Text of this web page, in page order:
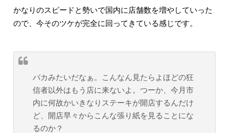
かなりのスピードと勢いで国内に店舗数を増やしていった
ので、今そのツケが完全に回ってきている感じです。
バカみたいだなぁ。こんなん見たらよほどの狂
信者以外はもう店に来ないよ。つーか、今月市
内に何故かいきなりステーキが開店するんだけ
ど、開店早々からこんな張り紙を見ることにな
るのか？